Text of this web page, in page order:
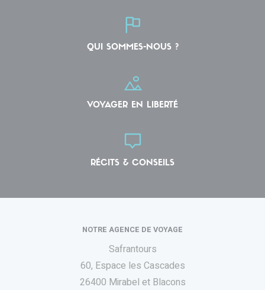
QUI SOMMES-NOUS ?
VOYAGER EN LIBERTÉ
RÉCITS & CONSEILS
NOTRE AGENCE DE VOYAGE
Safrantours
60, Espace les Cascades
26400 Mirabel et Blacons